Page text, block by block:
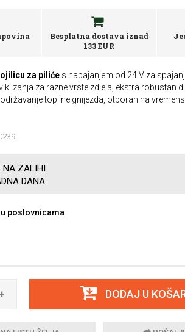
Besplatna dostava iznad
133 EUR
za piliće s napajanjem od 24 V za
klizanja za razne vrste zdjela, ekstra robustan
topline gnijezda, otporan na
NA ZALIHI
DANA
poslovnicama
+ DODAJ U